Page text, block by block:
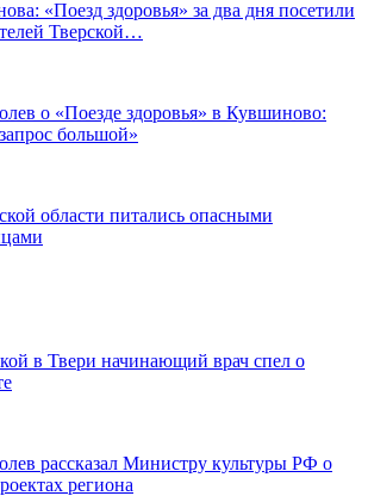
«Поезд здоровья» за два дня посетили
Тверской…
о «Поезде здоровья» в Кувшиново:
большой»
области питались опасными
в Твери начинающий врач спел о
рассказал Министру культуры РФ о
региона